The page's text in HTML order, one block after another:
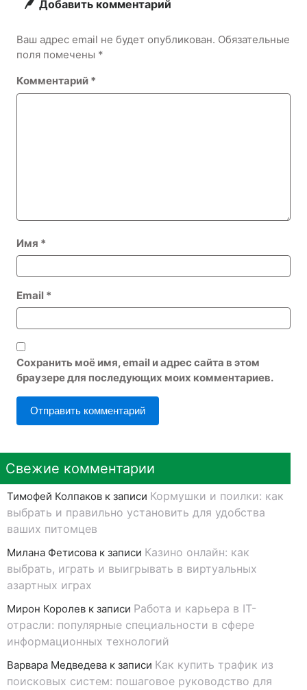
Добавить комментарий
Ваш адрес email не будет опубликован. Обязательные
поля помечены *
Комментарий *
Имя *
Email *
Сохранить моё имя, email и адрес сайта в этом
браузере для последующих моих комментариев.
Свежие комментарии
Тимофей Колпаков к записи Кормушки и поилки: как
выбрать и правильно установить для удобства
ваших питомцев
Милана Фетисова к записи Казино онлайн: как
выбрать, играть и выигрывать в виртуальных
азартных играх
Мирон Королев к записи Работа и карьера в IT-
отрасли: популярные специальности в сфере
информационных технологий
Варвара Медведева к записи Как купить трафик из
поисковых систем: пошаговое руководство для